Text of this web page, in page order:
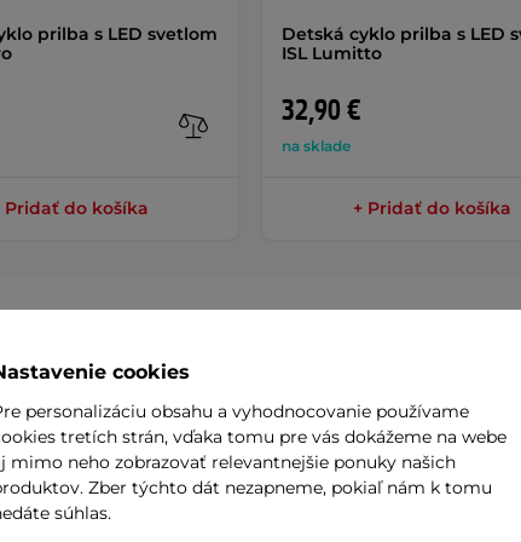
prilba s LED svetlom
Pridať do košíka
Detská cyklo prilba s LED
ISL Lumitto
32,90 €
na sklade
+ Pridať do košíka
bezpečnostné štandardy a vlastní
normám EN-71 nemeckej
Brzda
cookies
personalizáciu obsahu a vyhodnocovanie používame
tretích strán, vďaka tomu pre vás dokážeme na webe
mimo neho zobrazovať relevantnejšie ponuky našich
Zber týchto dát nezapneme, pokiaľ nám k tomu
súhlas.